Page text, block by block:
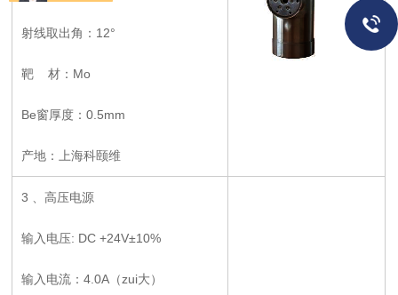
射线取出角：12°
靶 材：Mo
Be窗厚度：0.5mm
产地：上海科颐维
3 、高压电源
输入电压: DC +24V±10%
输入电流：4.0A（zui大）